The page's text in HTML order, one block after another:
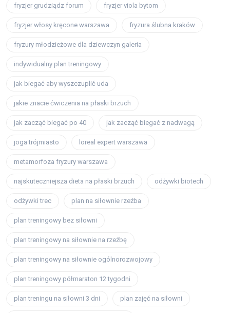
fryzjer grudziądz forum fryzjer viola bytom
fryzjer włosy kręcone warszawa fryzura ślubna kraków
fryzury młodzieżowe dla dziewczyn galeria
indywidualny plan treningowy
jak biegać aby wyszczuplić uda
jakie znacie ćwiczenia na płaski brzuch
jak zacząć biegać po 40 jak zacząć biegać z nadwagą
joga trójmiasto loreal expert warszawa
metamorfoza fryzury warszawa
najskuteczniejsza dieta na płaski brzuch odżywki biotech
odżywki trec plan na siłownie rzeźba
plan treningowy bez siłowni
plan treningowy na siłownie na rzeźbę
plan treningowy na siłownie ogólnorozwojowy
plan treningowy półmaraton 12 tygodni
plan treningu na siłowni 3 dni plan zajęć na siłowni